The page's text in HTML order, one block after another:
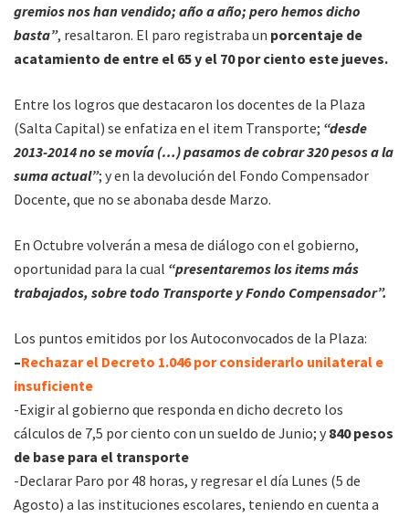
gremios nos han vendido; año a año; pero hemos dicho
basta”, resaltaron. El paro registraba un porcentaje de
acatamiento de entre el 65 y el 70 por ciento este jueves.
Entre los logros que destacaron los docentes de la Plaza
(Salta Capital) se enfatiza en el item Transporte; “desde
2013-2014 no se movía (…) pasamos de cobrar 320 pesos a la
suma actual”; y en la devolución del Fondo Compensador
Docente, que no se abonaba desde Marzo.
En Octubre volverán a mesa de diálogo con el gobierno,
oportunidad para la cual “presentaremos los items más
trabajados, sobre todo Transporte y Fondo Compensador”.
Los puntos emitidos por los Autoconvocados de la Plaza:
–Rechazar el Decreto 1.046 por considerarlo unilateral e
insuficiente
-Exigir al gobierno que responda en dicho decreto los
cálculos de 7,5 por ciento con un sueldo de Junio; y 840 pesos
de base para el transporte
-Declarar Paro por 48 horas, y regresar el día Lunes (5 de
Agosto) a las instituciones escolares, teniendo en cuenta a